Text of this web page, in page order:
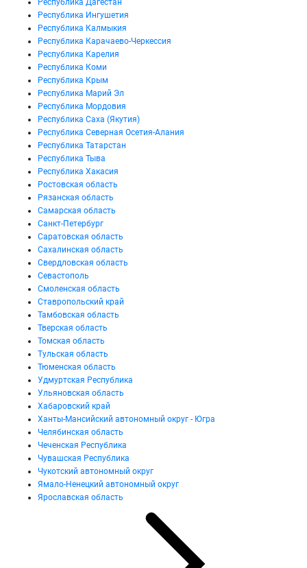
Республика Дагестан
Республика Ингушетия
Республика Калмыкия
Республика Карачаево-Черкессия
Республика Карелия
Республика Коми
Республика Крым
Республика Марий Эл
Республика Мордовия
Республика Саха (Якутия)
Республика Северная Осетия-Алания
Республика Татарстан
Республика Тыва
Республика Хакасия
Ростовская область
Рязанская область
Самарская область
Санкт-Петербург
Саратовская область
Сахалинская область
Свердловская область
Севастополь
Смоленская область
Ставропольский край
Тамбовская область
Тверская область
Томская область
Тульская область
Тюменская область
Удмуртская Республика
Ульяновская область
Хабаровский край
Ханты-Мансийский автономный округ - Югра
Челябинская область
Чеченская Республика
Чувашская Республика
Чукотский автономный округ
Ямало-Ненецкий автономный округ
Ярославская область